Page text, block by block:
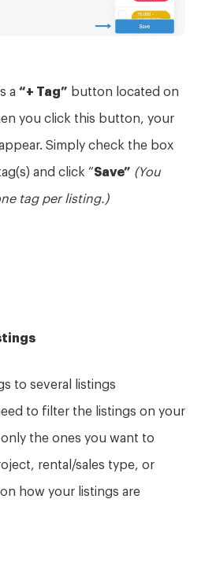
a “+ Tag” button located on
you click this button, your
Simply check the box
and click “Save” (You
tag per listing.)
to several listings
to filter the listings on your
the ones you want to
rental/sales type, or
how your listings are